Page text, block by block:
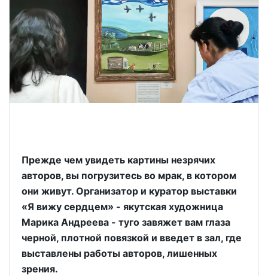
Прежде чем увидеть картины незрячих
авторов, вы погрузитесь во мрак, в котором
они живут. Организатор и куратор выставки
«Я вижу сердцем» - якутская художница
Марика Андреева - туго завяжет вам глаза
черной, плотной повязкой и введет в зал, где
выставлены работы авторов, лишенных
зрения.